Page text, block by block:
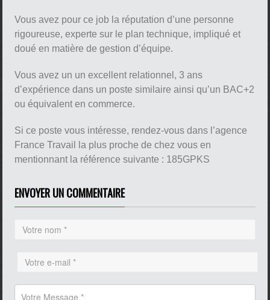
Vous avez pour ce job la réputation d’une personne
rigoureuse, experte sur le plan technique, impliqué et
doué en matière de gestion d’équipe.
Vous avez un un excellent relationnel, 3 ans
d’expérience dans un poste similaire ainsi qu’un BAC+2
ou équivalent en commerce.
Si ce poste vous intéresse, rendez-vous dans l’agence
France Travail la plus proche de chez vous en
mentionnant la référence suivante : 185GPKS
ENVOYER UN COMMENTAIRE